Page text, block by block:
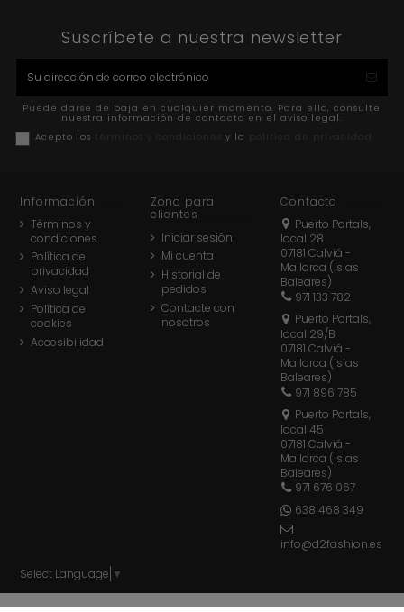
Suscríbete a nuestra newsletter
Puede darse de baja en cualquier momento. Para ello, consulte
nuestra información de contacto en el aviso legal.
Acepto los
y la
Información
Términos y
condiciones
Política de
privacidad
Aviso legal
Política de
cookies
Accesibilidad
Zona para
clientes
Iniciar sesión
Mi cuenta
Historial de
pedidos
Contacte con
nosotros
Contacto
Puerto Portals,
local 28
07181 Calviá -
Mallorca (Islas
Baleares)
971 133 782
Puerto Portals,
local 29/B
07181 Calviá -
Mallorca (Islas
Baleares)
971 896 785
Puerto Portals,
local 45
07181 Calviá -
Mallorca (Islas
Baleares)
971 676 067
638 468 349
info@d2fashion.es
Select Language ▼